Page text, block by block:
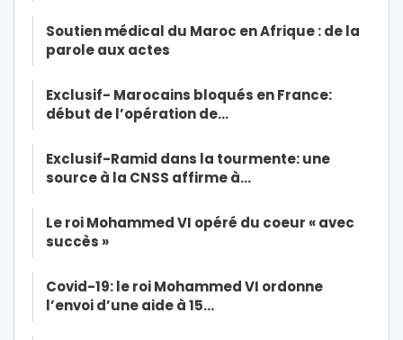
Soutien médical du Maroc en Afrique : de la
parole aux actes
Exclusif- Marocains bloqués en France:
début de l’opération de…
Exclusif-Ramid dans la tourmente: une
source à la CNSS affirme à…
Le roi Mohammed VI opéré du coeur « avec
succès »
Covid-19: le roi Mohammed VI ordonne
l’envoi d’une aide à 15…